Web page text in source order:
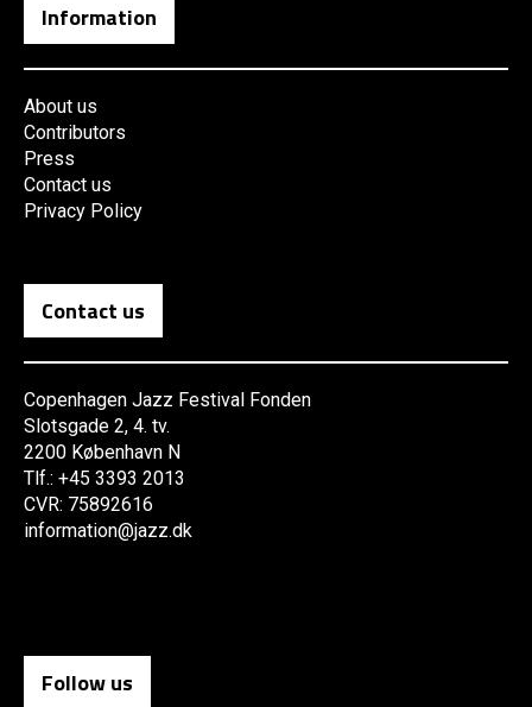
Information
About us
Contributors
Press
Contact us
Privacy Policy
Contact us
Copenhagen Jazz Festival Fonden
Slotsgade 2, 4. tv.
2200 København N
Tlf.: +45 3393 2013
CVR: 75892616
information@jazz.dk
Follow us